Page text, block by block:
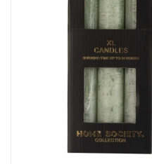
Kaarsen accessoires
Relatiegeschenken & Bedankjes